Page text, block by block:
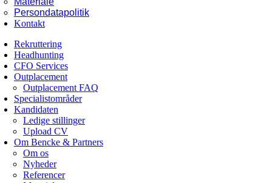
Persondatapolitik
Kontakt
Rekruttering
Headhunting
CFO Services
Outplacement
Outplacement FAQ
Specialistområder
Kandidaten
Ledige stillinger
Upload CV
Om Bencke & Partners
Om os
Nyheder
Referencer